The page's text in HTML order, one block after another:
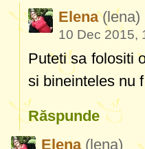
Elena(lena)
10 Dec 2015,
Puteti sa folositi
si bineinteles nu
Răspunde
Elena (lena)